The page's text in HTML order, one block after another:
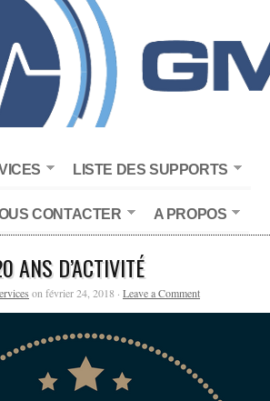
LISTE DES SUPPORTS
CONTACTER A PROPOS
D’ACTIVITÉ
on février 24, 2018 · Leave a Comment